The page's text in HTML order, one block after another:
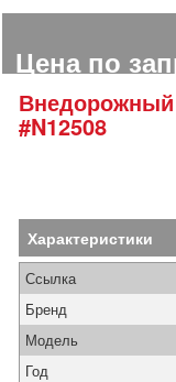
Цена по
#N12508
Характеристики
Ссылка
Бренд
Модель
Год